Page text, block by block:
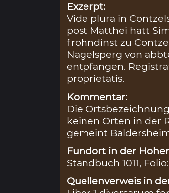
Exzerpt:
Vide plura in
post Matthei hatt
frohndinst zu
Nagelsperg von
entpfangen.
proprietatis.
Kommentar:
Die
keinen Orten in der
gemeint
Fundort in der
Standbuch 1011,
Quellenverweis in